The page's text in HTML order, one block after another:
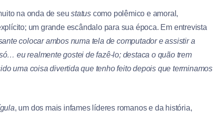
na onda de seustatus como polêmico e amoral,
um grande escândalo para sua época. Em entrevista
colocar ambos numa tela de computador e assistir a
eu realmente gostei de fazê-lo; destaca o quão trem
uma coisa divertida que tenho feito depois que terminamos
, um dos mais infames líderes romanos e da história,